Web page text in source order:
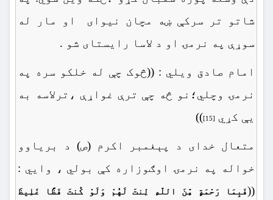
شاتو تر سرکې ښه مچان نیوای او مار له
سوړې په نرمۍ او د لاسا رایستای شو .
امام صادق ویلي : ((څوک چې له خلکو سره په
نرمۍ وچلي؛نو څه چې ترې غواړې ،ترلاسه به
یې کړي [15]
))
متعال خدای د پېغمبر اکرم (ص) د بریاوو
خواله په نرمۍ اوګوزاره کې بولي ، وایي :
((فَبِمَا رَحْمَةٍ مِّنَ اللّهِ لِنتَ لَهُمْ وَلَوْ كُنتَ فَظًّا غَلِيظَ